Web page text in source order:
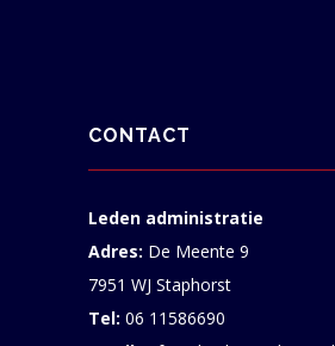
CONTACT
Leden administratie
Adres: De Meente 9
7951 WJ Staphorst
Tel: 06 11586690